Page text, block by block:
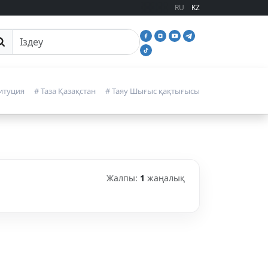
RU KZ
іздеу
# Таза Қазақстан # Таяу Шығыс қақтығысы
Жалпы: 1 жаңалық